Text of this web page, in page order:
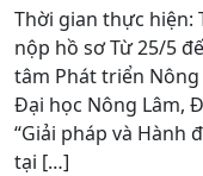
Thời gian thực hiện:
nộp hồ sơ Từ 25/5
tâm Phát triển
Đại học Nông Lâm,
“Giải pháp và Hành
tại […]